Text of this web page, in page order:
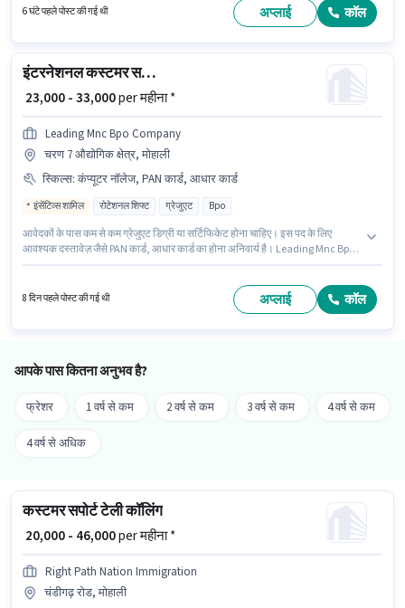
कम से कम 12वीं पास डिग्री या सर्टिफिकेट होना चाहिए।
6 घंटे पहले पोस्ट की गई थी अप्लाई कॉल
इंटरनेशनल कस्टमर सपोर्ट एग्जीक्यूटिव
₹ 23,000 - 33,000per महीना *
Leading Mnc Bpo Company
चरण 7 औद्योगिक क्षेत्र, मोहाली
स्किल्स: कंप्यूटर नॉलेज, PAN कार्ड, आधार कार्ड
इंसेंटिव्स शामिल रोटेशनल शिफ्ट ग्रेजुएट Bpo
आवेदकों के पास कम से कम ग्रेजुएट डिग्री या सर्टिफिकेट होना चाहिए। इस पद के लिए
आवश्यक दस्तावेज़ जैसे PAN कार्ड, आधार कार्ड का होना अनिवार्य है। Leading Mnc Bpo
जैसी स्किल्स होनी चाहिए। यह पद 0 - 3 वर्षो वर्ष के अनुभव वाले के लिए उपयुक्त है। आप प्रति
माह ₹33000 तक कमा सकते हैं। कैब, PF, मेडिकल बेनिफिट्स पद और कंपनी की नीतियों के
8 दिन पहले पोस्ट की गई थी अप्लाई कॉल
आपके पास कितना अनुभव है?
फ्रेशर 1 वर्ष से कम 2 वर्ष से कम 3 वर्ष से कम 4 वर्ष से कम
4 वर्ष से अधिक
कस्टमर सपोर्ट टेली कॉलिंग
₹ 20,000 - 46,000per महीना *
Right Path Nation Immigration
चंडीगढ़ रोड, मोहाली